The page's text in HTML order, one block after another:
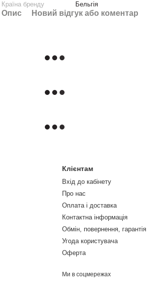
Країна бренду
Бельгія
Опис Новий відгук або коментар
Клієнтам
Вхід до кабінету
Про нас
Оплата і доставка
Контактна інформація
Обмін, повернення, гарантія
Угода користувача
Оферта
Ми в соцмережах